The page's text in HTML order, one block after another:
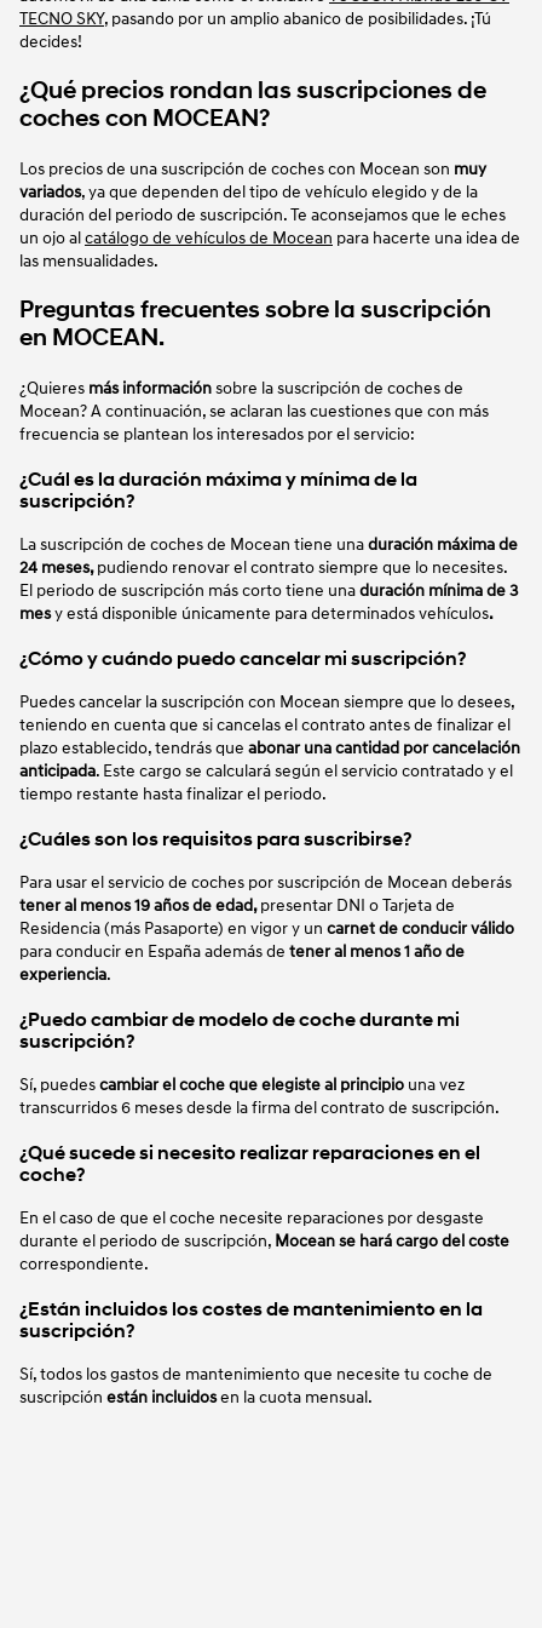
TECNO SKY, pasando por un amplio abanico de posibilidades. ¡Tú
decides!
¿Qué precios rondan las suscripciones de
coches con MOCEAN?
Los precios de una suscripción de coches con Mocean son muy
variados, ya que dependen del tipo de vehículo elegido y de la
duración del periodo de suscripción. Te aconsejamos que le eches
un ojo alcatálogo de vehículos de Mocean para hacerte una idea de
las mensualidades.
Preguntas frecuentes sobre la suscripción
en MOCEAN.
¿Quieres más informaciónsobre la suscripción de coches de
Mocean? A continuación, se aclaran las cuestiones que con más
frecuencia se plantean los interesados por el servicio:
¿Cuál es la duración máxima y mínima de la
suscripción?
La suscripción de coches de Mocean tiene unaduración máxima de
24 meses,pudiendo renovar el contrato siempre que lo necesites.
El periodo de suscripción más corto tiene unaduración mínima de 3
mesy está disponible únicamente para determinados vehículos.
¿Cómo y cuándo puedo cancelar mi suscripción?
Puedes cancelar la suscripción con Mocean siempre que lo desees,
teniendo en cuenta que si cancelas el contrato antes de finalizar el
plazo establecido, tendrás que abonar una cantidad por cancelación
anticipada. Este cargo se calculará según el servicio contratado y el
tiempo restante hasta finalizar el periodo.
¿Cuáles son los requisitos para suscribirse?
Para usar el servicio de coches por suscripción de Mocean deberás
tener al menos 19 años de edad,presentar DNI o Tarjeta de
Residencia (más Pasaporte) en vigor y un carnet de conducir válido
para conducir en España además de tener al menos 1 año de
experiencia.
¿Puedo cambiar de modelo de coche durante mi
suscripción?
Sí, puedescambiar el coche que elegiste al principio una vez
transcurridos 6 meses desde la firma del contrato de suscripción.
¿Qué sucede si necesito realizar reparaciones en el
coche?
En el caso de que el coche necesite reparaciones por desgaste
durante el periodo de suscripción, Mocean se hará cargo del coste
correspondiente.
¿Están incluidos los costes de mantenimiento en la
suscripción?
Sí, todos los gastos de mantenimiento que necesite tu coche de
suscripción están incluidosen la cuota mensual.